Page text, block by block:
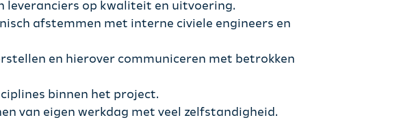
leveranciers op kwaliteit en uitvoering.
afstemmen met interne civiele engineers en
en hierover communiceren met betrokken
binnen het project.
van eigen werkdag met veel zelfstandigheid.